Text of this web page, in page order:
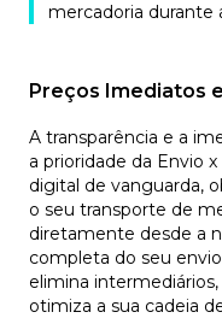
mercadoria durante
Preços Imediatos
A transparência e a
a prioridade da Envio
digital de vanguarda,
o seu transporte de
diretamente desde a
completa do seu
elimina
otimiza a sua cadeia